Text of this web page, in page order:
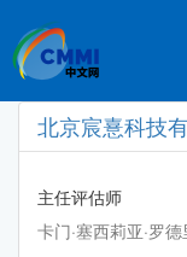
北京宸憙科技
主任评估师
卡门·塞西莉亚·罗